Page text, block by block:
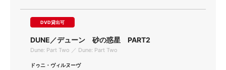
DVD貸出可
DUNE／デューン 砂の惑星 PART2
Dune: Part Two ／ Dune: Part Two
ドゥニ・ヴィルヌーヴ